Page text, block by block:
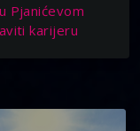
Pjanićevom
karijeru